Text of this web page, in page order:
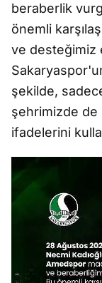
beraberlik
önemli
ve desteğimiz
şekilde,
şehrimizde
ifadelerini